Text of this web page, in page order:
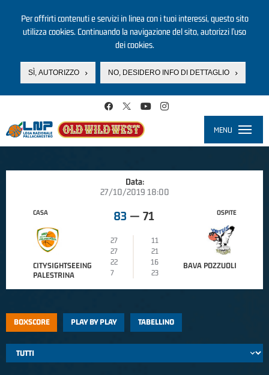
Per offrirti contenuti e servizi in linea con i tuoi interessi, questo sito
utilizza cookies. Continuando la navigazione del sito, autorizzi l’uso
dei cookies.
SÌ, AUTORIZZO NO, DESIDERO INFO DI DETTAGLIO
MENU
Data:
27/10/2019 18:00
CASA
CITYSIGHTSEEING
PALESTRINA
83 — 71
27
11
27
21
22
16
7
23
OSPITE
BAVA POZZUOLI
BOXSCORE PLAY BY PLAY TABELLINO